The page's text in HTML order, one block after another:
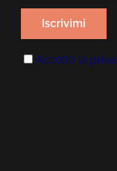
Accetto la